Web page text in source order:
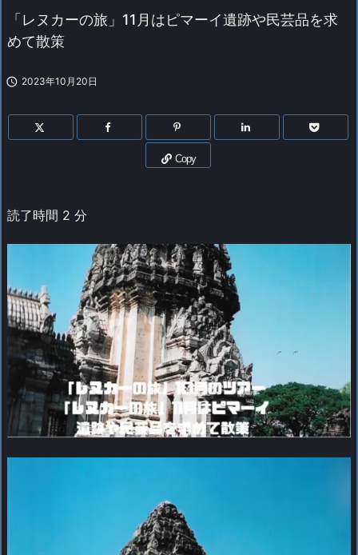
「レヌカーの旅」11月はピマーイ遺跡や民芸品を求
めて散策
 2023年10月20日
Copy
読了時間 2 分